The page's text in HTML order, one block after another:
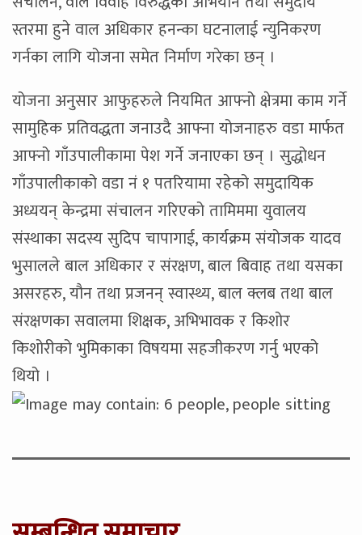
स्तरमा हुने वाल अधिकार हनन्का घटनालाई न्युनिकरण
गर्नका लागि योजना समेत निर्माण गरेका छन् ।
योजना अनुसार आफुहरुले नियमित आफ्नो क्षेत्रमा काम गर्ने
सामुहिक प्रतिवद्धता जनाउदै आफ्ना योजनाहरु वडा मार्फत
आफ्नो गाँउपालीकामा पेश गर्ने जनाएका छन् । सुद्धोधन
गाँउपालीकाको वडा नं १ पतरियामा रहेको समुदायिक
अध्ययन् केन्द्रमा संचालन गरिएको तामिममा युवालय
संस्थाका सदस्य सुदिप चापागाई, कार्यक्रम संयोजक यादव
भुसालले बाल अधिकार र संरक्षण, बाल बिवाह तथा यसका
असरहरु, यौन तथा प्रजनन् स्वास्थ्य, बाल क्लब तथा बाल
संरक्षणका सवालमा शिक्षक, अभिभावक र किशोर
किशोरीको भुमिकाका विषयमा सहजीकरण गर्नु भएको
थियो ।